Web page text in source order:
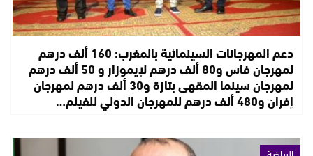
دعم المهرجانات السينمائية بالمغرب: 160 ألف درهم
لمهرجان فاس و80 ألف درهم لإيموزار و 50 ألف درهم
لمهرجان سينما المقهى بتازة و30 ألف درهم لمهرجان
إفران و480 ألف درهم للمهرجان الدولي للفيلم…